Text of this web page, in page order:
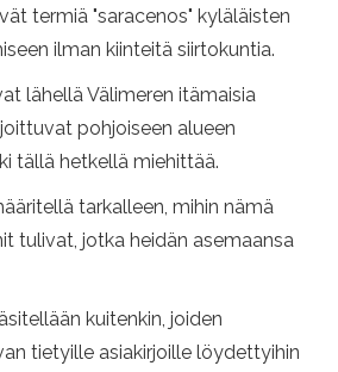
termiä "saracenos" kyläläisten
ilman kiinteitä siirtokuntia.
lähellä Välimeren itämaisia
pohjoiseen alueen
tällä hetkellä miehittää.
tarkalleen, mihin nämä
tulivat, jotka heidän asemaansa
kuitenkin, joiden
tietyille asiakirjoille löydettyihin